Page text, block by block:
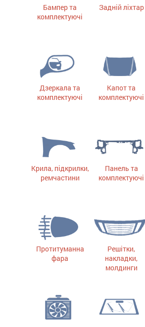
Бампер та
комплектуючі
Задній ліхтар
Дзеркала та
комплектуючі
Капот та
комплектуючі
Крила, підкрилки,
ремчастини
Панель та
комплектуючі
Протитуманна
фара
Решітки,
накладки,
молдинги